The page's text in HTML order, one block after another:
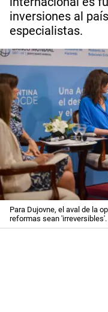
inversiones al
especialistas.
Para Dujovne, el aval de la
reformas sean 'irreversibles'.